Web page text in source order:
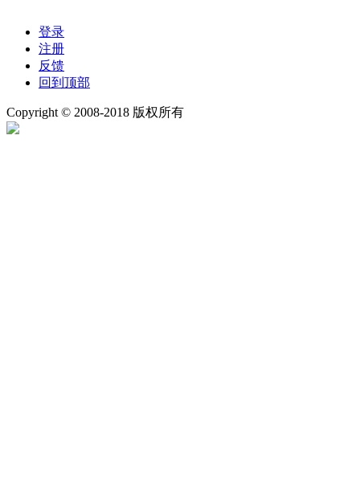
登录
注册
反馈
回到顶部
Copyright © 2008-2018 版权所有